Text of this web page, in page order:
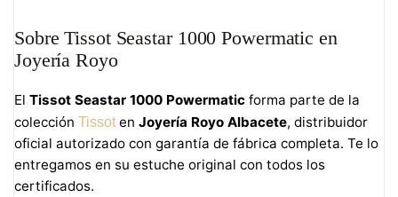
Sobre Tissot Seastar 1000 Powermatic en
Joyería Royo
El Tissot Seastar 1000 Powermatic forma parte de la
colección Tissoten Joyería Royo Albacete, distribuidor
oficial autorizado con garantía de fábrica completa. Te lo
entregamos en su estuche original con todos los
certificados.